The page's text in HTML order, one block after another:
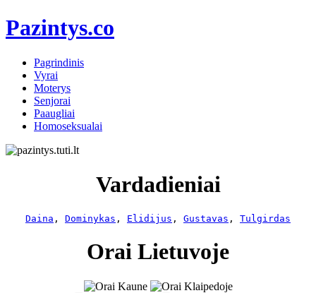
Pazintys.co
Pagrindinis
Vyrai
Moterys
Senjorai
Paaugliai
Homoseksualai
Vardadieniai
Daina , Dominykas , Elidijus , Gustavas , Tulgirdas
Orai Lietuvoje